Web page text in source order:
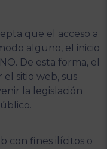
que el acceso a
alguno, el inicio
De esta forma, el
sitio web, sus
la legislación
con fines ilícitos o